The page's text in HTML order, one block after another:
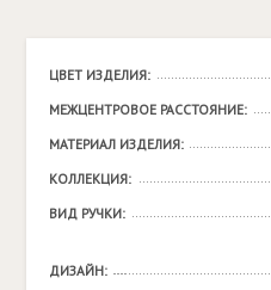
ЦВЕТ ИЗДЕЛИЯ:
МЕЖЦЕНТРОВОЕ РАССТОЯНИЕ:
МАТЕРИАЛ ИЗДЕЛИЯ:
КОЛЛЕКЦИЯ:
ВИД РУЧКИ:
ДИЗАЙН: